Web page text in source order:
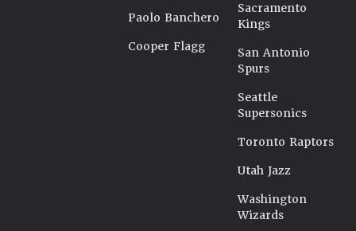
Paolo Banchero
Cooper Flagg
Sacramento
Kings
San Antonio
Spurs
Seattle
Supersonics
Toronto Raptors
Utah Jazz
Washington
Wizards